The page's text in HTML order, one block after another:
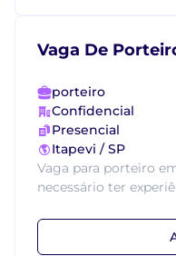
Vaga De
porteiro
Confidencial
Presencial
Itapevi / SP
Vaga para porteiro
necessário ter